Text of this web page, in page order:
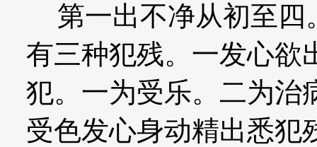
第一出不净从初至四
有三种犯残。一发心欲
犯。一为受乐。二为治
受色发心身动精出悉犯